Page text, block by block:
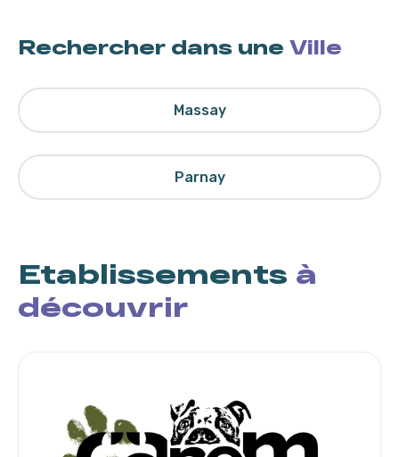
Rechercher dans une Ville
Massay
Parnay
Etablissements à
découvrir